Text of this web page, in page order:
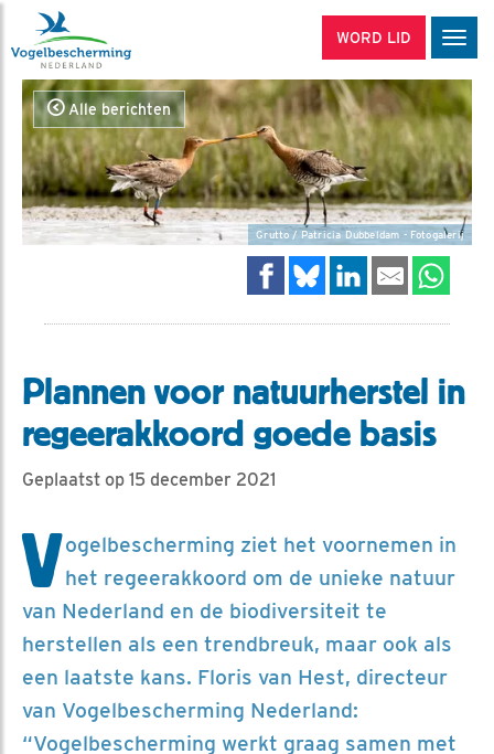
WORD LID
Alle berichten
Grutto / Patricia Dubbeldam - Fotogalerij
Plannen voor natuurherstel in
regeerakkoord goede basis
Geplaatst op 15 december 2021
Vogelbescherming ziet het voornemen in
het regeerakkoord om de unieke natuur
van Nederland en de biodiversiteit te
herstellen als een trendbreuk, maar ook als
een laatste kans. Floris van Hest, directeur
van Vogelbescherming Nederland:
“Vogelbescherming werkt graag samen met